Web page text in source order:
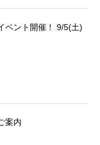
ベント開催！ 9/5(土)
案内